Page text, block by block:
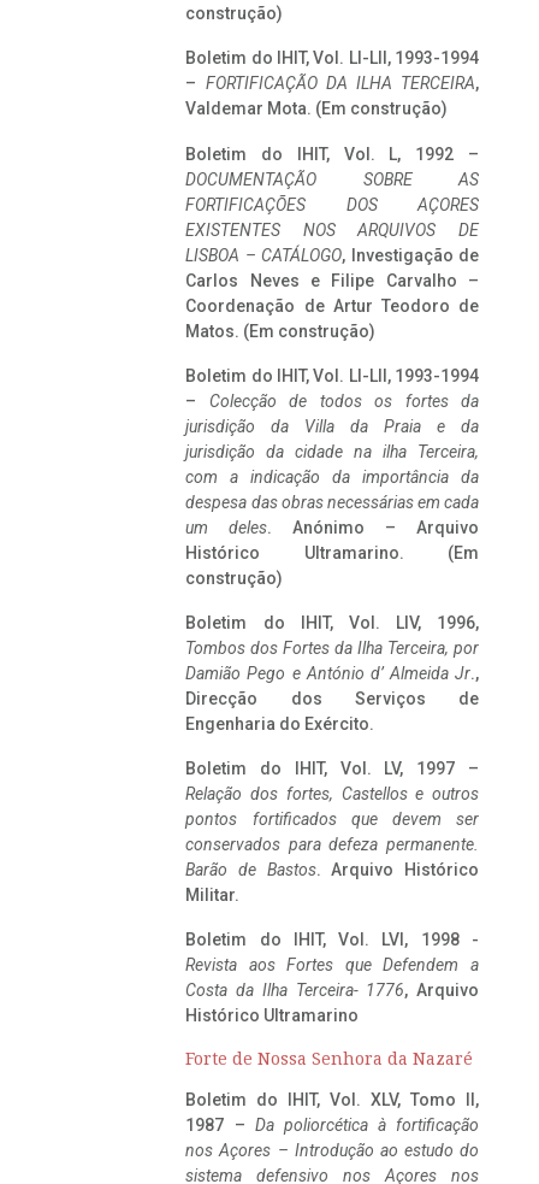
construção)
Boletim do IHIT, Vol. LI-LII, 1993-1994
– FORTIFICAÇÃO DA ILHA TERCEIRA,
Valdemar Mota. (Em construção)
Boletim do IHIT, Vol. L, 1992 –
DOCUMENTAÇÃO SOBRE AS
FORTIFICAÇÕES DOS AÇORES
EXISTENTES NOS ARQUIVOS DE
LISBOA – CATÁLOGO, Investigação de
Carlos Neves e Filipe Carvalho –
Coordenação de Artur Teodoro de
Matos. (Em construção)
Boletim do IHIT, Vol. LI-LII, 1993-1994
– Colecção de todos os fortes da
jurisdição da Villa da Praia e da
jurisdição da cidade na ilha Terceira,
com a indicação da importância da
despesa das obras necessárias em cada
um deles. Anónimo – Arquivo
Histórico Ultramarino. (Em
construção)
Boletim do IHIT, Vol. LIV, 1996,
Tombos dos Fortes da Ilha Terceira, por
Damião Pego e António d’ Almeida Jr.,
Direcção dos Serviços de
Engenharia do Exército.
Boletim do IHIT, Vol. LV, 1997 –
Relação dos fortes, Castellos e outros
pontos fortificados que devem ser
conservados para defeza permanente.
Barão de Bastos. Arquivo Histórico
Militar.
Boletim do IHIT, Vol. LVI, 1998 -
Revista aos Fortes que Defendem a
Costa da Ilha Terceira- 1776, Arquivo
Histórico Ultramarino
Forte de Nossa Senhora da Nazaré
Boletim do IHIT, Vol. XLV, Tomo II,
1987 – Da poliorcética à fortificação
nos Açores – Introdução ao estudo do
sistema defensivo nos Açores nos